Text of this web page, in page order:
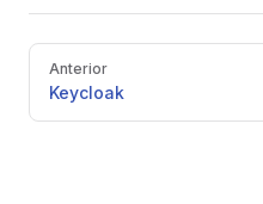
Pager
Anterior
Keycloak